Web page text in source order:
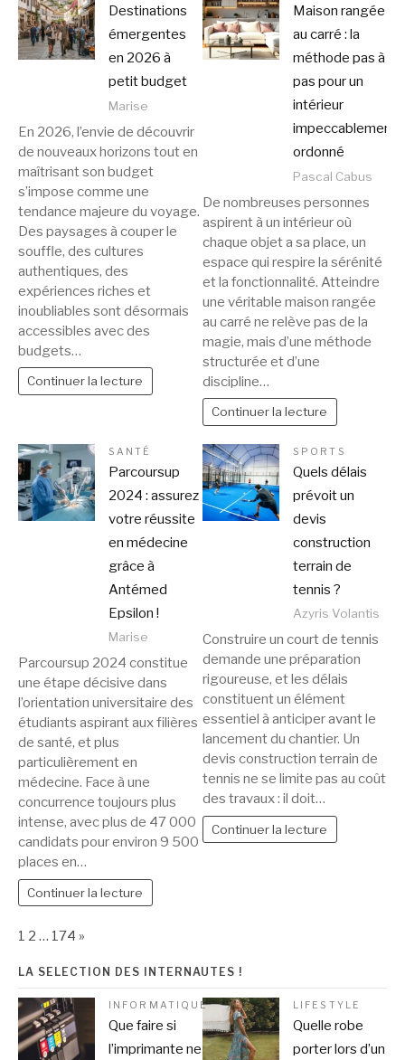
Destinations
émergentes
en 2026 à
petit budget
Marise
En 2026, l’envie de découvrir
de nouveaux horizons tout en
maîtrisant son budget
s’impose comme une
tendance majeure du voyage.
Des paysages à couper le
souffle, des cultures
authentiques, des
expériences riches et
inoubliables sont désormais
accessibles avec des
budgets…
Continuer la lecture
Maison rangée
au carré : la
méthode pas à
pas pour un
intérieur
impeccablement
ordonné
Pascal Cabus
De nombreuses personnes
aspirent à un intérieur où
chaque objet a sa place, un
espace qui respire la sérénité
et la fonctionnalité. Atteindre
une véritable maison rangée
au carré ne relève pas de la
magie, mais d’une méthode
structurée et d’une
discipline…
Continuer la lecture
SANTÉ
Parcoursup
2024 : assurez
votre réussite
en médecine
grâce à
Antémed
Epsilon !
Marise
Parcoursup 2024 constitue
une étape décisive dans
l’orientation universitaire des
étudiants aspirant aux filières
de santé, et plus
particulièrement en
médecine. Face à une
concurrence toujours plus
intense, avec plus de 47 000
candidats pour environ 9 500
places en…
Continuer la lecture
SPORTS
Quels délais
prévoit un
devis
construction
terrain de
tennis ?
Azyris Volantis
Construire un court de tennis
demande une préparation
rigoureuse, et les délais
constituent un élément
essentiel à anticiper avant le
lancement du chantier. Un
devis construction terrain de
tennis ne se limite pas au coût
des travaux : il doit…
Continuer la lecture
Page:
1 2 … 174 Next
»
LA SELECTION DES INTERNAUTES !
INFORMATIQUE
Que faire si
l’imprimante ne
LIFESTYLE
Quelle robe
porter lors d’un